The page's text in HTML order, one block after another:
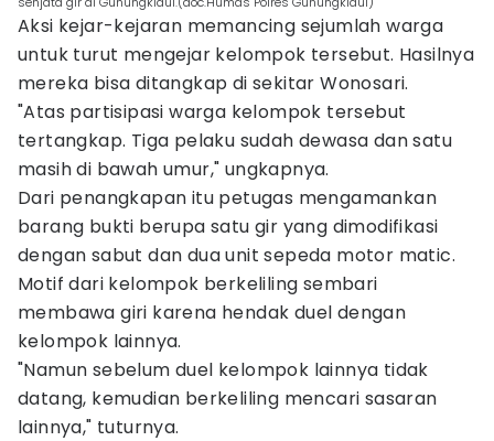
Aksi kejar-kejaran memancing sejumlah warga
untuk turut mengejar kelompok tersebut. Hasilnya
mereka bisa ditangkap di sekitar Wonosari.
"Atas partisipasi warga kelompok tersebut
tertangkap. Tiga pelaku sudah dewasa dan satu
masih di bawah umur," ungkapnya.
Dari penangkapan itu petugas mengamankan
barang bukti berupa satu gir yang dimodifikasi
dengan sabut dan dua unit sepeda motor matic.
Motif dari kelompok berkeliling sembari
membawa giri karena hendak duel dengan
kelompok lainnya.
"Namun sebelum duel kelompok lainnya tidak
datang, kemudian berkeliling mencari sasaran
lainnya," tuturnya.